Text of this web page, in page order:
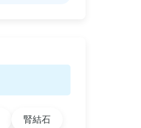
腎結石